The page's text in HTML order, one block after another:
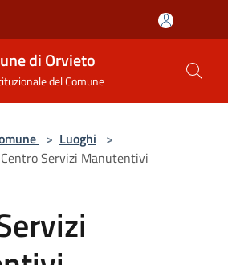
di Orvieto
del Comune
> Luoghi >
Centro Servizi Manutentivi